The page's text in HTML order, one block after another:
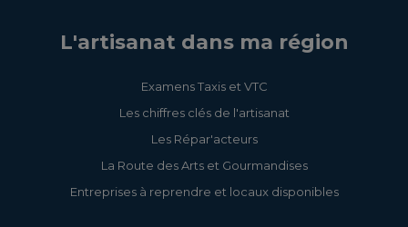
L'artisanat dans ma région
Examens Taxis et VTC
Les chiffres clés de l'artisanat
Les Répar'acteurs
La Route des Arts et Gourmandises
Entreprises à reprendre et locaux disponibles